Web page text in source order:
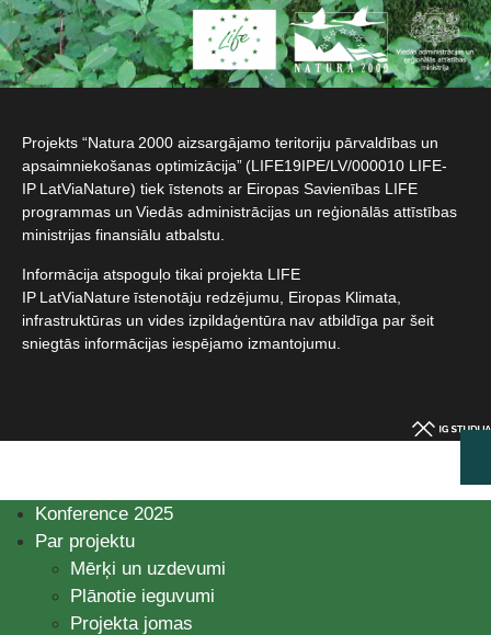
Projekts “Natura 2000 aizsargājamo teritoriju pārvaldības un
apsaimniekošanas optimizācija” (LIFE19IPE/LV/000010 LIFE-
IP LatViaNature) tiek īstenots ar Eiropas Savienības LIFE
programmas un Viedās administrācijas un reģionālās attīstības
ministrijas finansiālu atbalstu.​
Informācija atspoguļo tikai projekta LIFE
IP LatViaNature īstenotāju redzējumu, Eiropas Klimata,
infrastruktūras un vides izpildaģentūra nav atbildīga par šeit
sniegtās informācijas iespējamo izmantojumu.​
Konference 2025
Par projektu
Mērķi un uzdevumi
Plānotie ieguvumi
Projekta jomas